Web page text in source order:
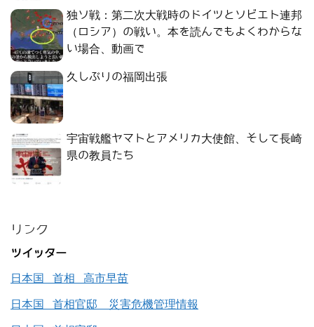
独ソ戦：第二次大戦時のドイツとソビエト連邦
（ロシア）の戦い。本を読んでもよくわからな
い場合、動画で
久しぶりの福岡出張
宇宙戦艦ヤマトとアメリカ大使館、そして長崎
県の教員たち
リンク
ツイッター
日本国 首相 高市早苗
日本国 首相官邸 災害危機管理情報